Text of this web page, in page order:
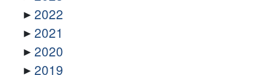
2022
2021
2020
2019